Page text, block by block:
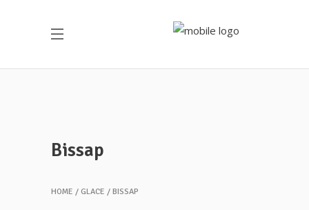
Bissap
HOME GLACE BISSAP